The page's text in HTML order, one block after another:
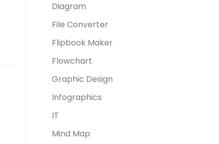
Diagram
File Converter
Flipbook Maker
Flowchart
Graphic Design
Infographics
IT
Mind Map